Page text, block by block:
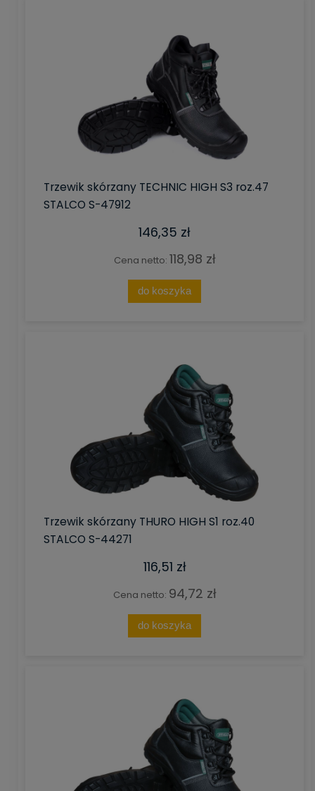
Trzewik skórzany TECHNIC HIGH S3 roz.47
STALCO S-47912
146,35 zł
Cena netto: 118,98 zł
do koszyka
Trzewik skórzany THURO HIGH S1 roz.40
STALCO S-44271
116,51 zł
Cena netto: 94,72 zł
do koszyka